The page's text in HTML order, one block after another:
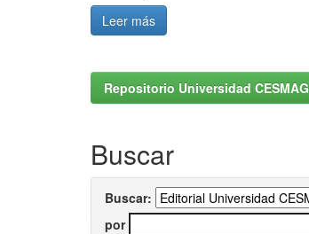
Leer más
Repositorio Universidad CESMAG
Buscar
Buscar:
por